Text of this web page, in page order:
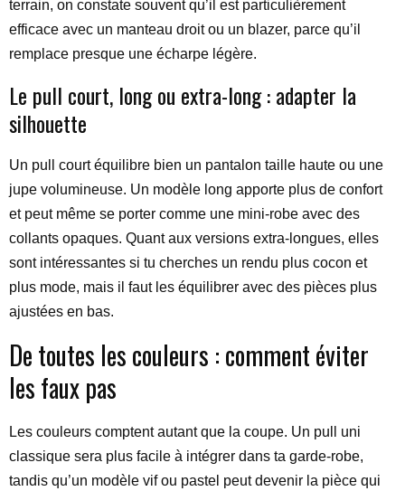
terrain, on constate souvent qu’il est particulièrement
efficace avec un manteau droit ou un blazer, parce qu’il
remplace presque une écharpe légère.
Le pull court, long ou extra-long : adapter la
silhouette
Un pull court équilibre bien un pantalon taille haute ou une
jupe volumineuse. Un modèle long apporte plus de confort
et peut même se porter comme une mini-robe avec des
collants opaques. Quant aux versions extra-longues, elles
sont intéressantes si tu cherches un rendu plus cocon et
plus mode, mais il faut les équilibrer avec des pièces plus
ajustées en bas.
De toutes les couleurs : comment éviter
les faux pas
Les couleurs comptent autant que la coupe. Un pull uni
classique sera plus facile à intégrer dans ta garde-robe,
tandis qu’un modèle vif ou pastel peut devenir la pièce qui